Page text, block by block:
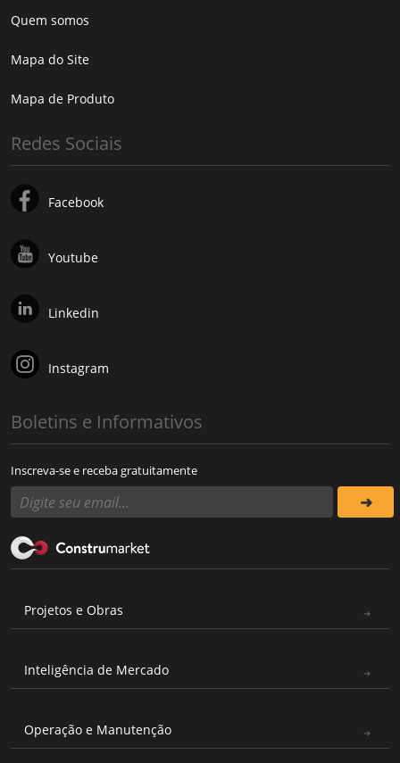
Quem somos
Mapa do Site
Mapa de Produto
Redes Sociais
Facebook
Youtube
Linkedin
Instagram
Boletins e Informativos
Inscreva-se e receba gratuitamente
Projetos e Obras
Inteligência de Mercado
Operação e Manutenção